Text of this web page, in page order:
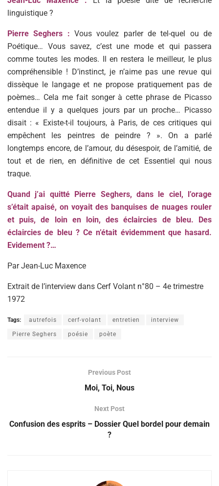
linguistique ?
Pierre Seghers : Vous voulez parler de tel-quel ou de
Poétique… Vous savez, c’est une mode et qui passera
comme toutes les modes. Il en restera le meilleur, le plus
compréhensible ! D’instinct, je n’aime pas une revue qui
dissèque le langage et ne propose pratiquement pas de
poèmes… Cela me fait songer à cette phrase de Picasso
entendue il y a quelques jours par un proche… Picasso
disait : « Existe-t-il toujours, à Paris, de ces critiques qui
empêchent les peintres de peindre ? ». On a parlé
longtemps encore, de l’amour, du désespoir, de l’amitié, de
tout et de rien, en définitive de cet Essentiel qui nous
traque.
Quand j’ai quitté Pierre Seghers, dans le ciel, l’orage
s’était apaisé, on voyait des banquises de nuages rouler
et puis, de loin en loin, des éclaircies de bleu. Des
éclaircies de bleu ? Ce n’était évidemment que hasard.
Evidement ?…
Par Jean-Luc Maxence
Extrait de l’interview dans Cerf Volant n°80 – 4e trimestre
1972
Tags: autrefois cerf-volant entretien interview
Pierre Seghers poésie poète
Previous Post
Moi, Toi, Nous
Next Post
Confusion des esprits – Dossier Quel bordel pour demain
?